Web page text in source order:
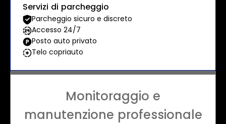
Servizi di parcheggio
Parcheggio sicuro e discreto
Accesso 24/7
Posto auto privato
Telo copriauto
Monitoraggio e
manutenzione professionale